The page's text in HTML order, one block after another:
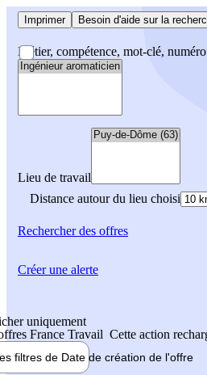
Imprimer Besoin d'aide sur la
Métier, compétence, mot-clé,
Lieu de travail
Distance autour du lieu choisi
Rechercherdes offres
uniquement
France Travail Cette action
filtres de Date de création de l'offre
Créer une alerte